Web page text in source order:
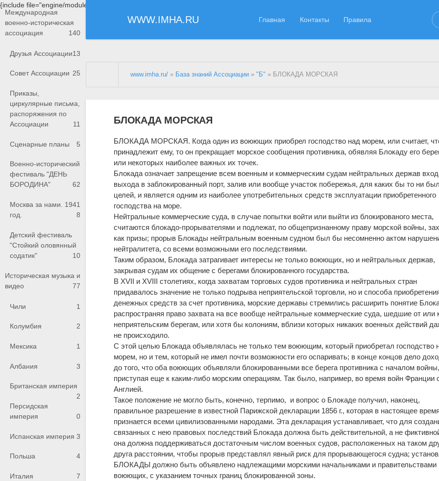
{include file="engine/modules/saperu/head.php"}
WWW.IMHA.RU Главная Контакты Правила
Международная
военно-историческая
ассоциация
140
Друзья Ассоциации13
Совет Ассоциации 25
Приказы,
циркулярные письма,
распоряжения по
Ассоциации
11
Сценарные планы 5
Военно-исторический
фестиваль "ДЕНЬ
БОРОДИНА"
62
Москва за нами. 1941
год.
8
Детский фестиваль
"Стойкий оловянный
содатик"
10
Историческая музыка и
видео
77
Чили 1
Колумбия 2
Мексика 1
Албания 3
Британская империя
2
Персидская
империя
0
Испанская империя 3
Польша 4
Италия 7
www.imha.ru/ » База знаний Ассоциации »"Б" » БЛОКАДА МОРСКАЯ
БЛОКАДА МОРСКАЯ
БЛОКАДА МОРСКАЯ. Когда один из воюющих приобрел господство над морем, или считает,
принадлежит ему, то он прекращает морское сообщения противника, обявляя Блокаду его
или некоторых наиболее важных их точек.
Блокада означает запрещение всем военным и коммерческим судам нейтральных держав
выхода в заблокированный порт, залив или вообще участок побережья, для каких бы то ни
целей, и является одним из наиболее употребительных средств эксплуатации приобретенного
господства на море.
Нейтральные коммерческие суда, в случае попытки войти или выйти из блокированого места,
считаются блокадо-прорывателями и подлежат, по общепризнанному праву морской войны,
как призы; прорыв Блокады нейтральным военным судном был бы несомненно актом
нейтралитета, со всеми возможными его последствиями.
Таким образом, Блокада затрагивает интересы не только воюющих, но и нейтральных держав,
закрывая судам их общение с берегами блокированного государства.
В XVII и XVIII столетиях, когда захватам торговых судов противника и нейтральных стран
придавалось значение не только подрыва неприятельской торговли, но и способа
денежных средств за счет противника, морские державы стремились расширить понятие
распространяя право захвата на все вообще нейтральные коммерческие суда, шедшие от или
неприятельским берегам, или хотя бы колониям, вблизи которых никаких военных действий
не происходило.
С этой целью Блокада объявлялась не только тем воюющим, который приобретал господство
морем, но и тем, который не имел почти возможности его оспаривать; в конце концов дело
до того, что оба воюющих объявляли блокированными все берега противника с началом
приступая еще к каким-либо морским операциям. Так было, например, во время войн Франции
Англией.
Такое положение не могло быть, конечно, терпимо, и вопрос о Блокаде получил, наконец,
правильное разрешение в известной Парижской декларации 1856 г., которая в настоящее время
признается всеми цивилизованными народами. Эта декларация устанавливает, что для
связанных с нею правовых последствий Блокада должна быть действительной, а не
она должна поддерживаться достаточным числом военных судов, расположенных на таком
друга расстоянии, чтобы прорыв представлял явный риск для прорывающегося судна;
БЛОКАДЫ должно быть объявлено надлежащими морскими начальниками и правительствами
воюющих, с указанием точных границ блокированной зоны.